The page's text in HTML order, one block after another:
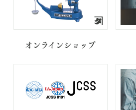
オンラインショップ